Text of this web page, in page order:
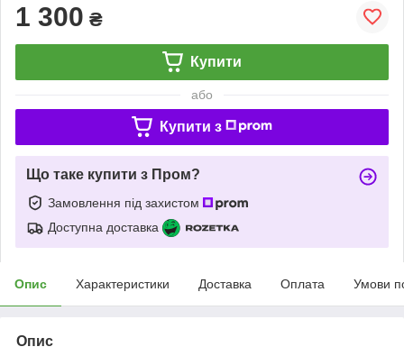
1 300 ₴
Купити
або
Купити з
Що таке купити з Пром?
Замовлення під захистом
Доступна доставка
Опис Характеристики Доставка Оплата Умови
Опис